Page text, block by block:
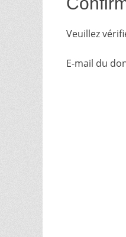
Veuillez
E-mail du